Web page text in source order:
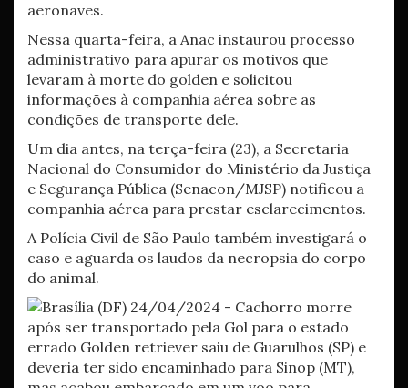
aeronaves.
Nessa quarta-feira, a Anac instaurou processo
administrativo para apurar os motivos que
levaram à morte do golden e solicitou
informações à companhia aérea sobre as
condições de transporte dele.
Um dia antes, na terça-feira (23), a Secretaria
Nacional do Consumidor do Ministério da Justiça
e Segurança Pública (Senacon/MJSP) notificou a
companhia aérea para prestar esclarecimentos.
A Polícia Civil de São Paulo também investigará o
caso e aguarda os laudos da necropsia do corpo
do animal.